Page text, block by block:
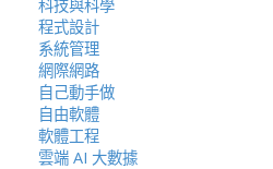
科技與科學
程式設計
系統管理
網際網路
自己動手做
自由軟體
軟體工程
雲端 AI 大數據